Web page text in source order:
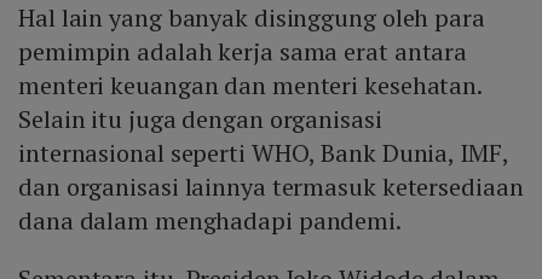
Hal lain yang banyak disinggung oleh para
pemimpin adalah kerja sama erat antara
menteri keuangan dan menteri kesehatan.
Selain itu juga dengan organisasi
internasional seperti WHO, Bank Dunia, IMF,
dan organisasi lainnya termasuk ketersediaan
dana dalam menghadapi pandemi.